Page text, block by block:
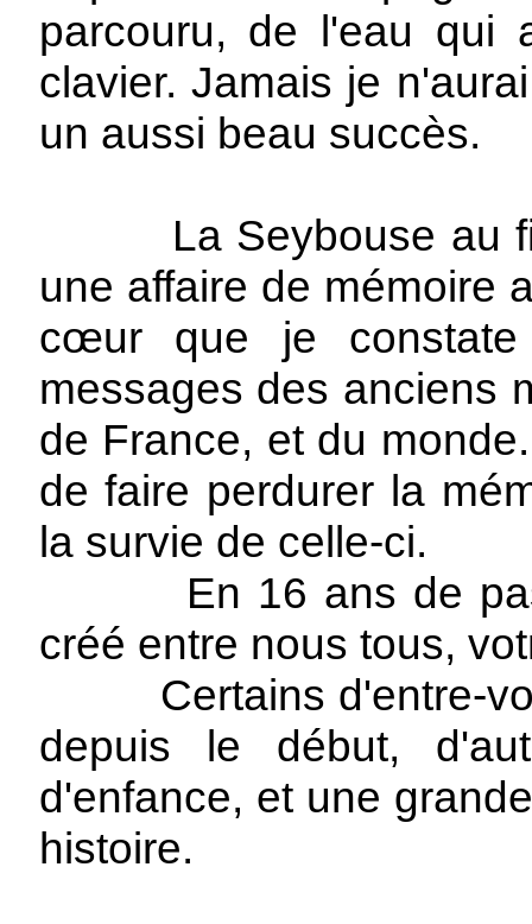
parcouru, de l'eau qui
clavier. Jamais je
un aussi beau succès.
La Seybouse au fil
une affaire de mémoire
cœur que je
messages des anciens
de France, et du
de faire perdurer la
la survie de celle-ci.
En 16 ans de
créé entre nous tous,
Certains d'entre-
depuis le début,
d'enfance, et une
histoire.